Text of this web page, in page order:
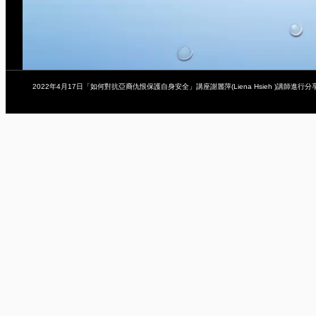
2022年4月17日「如何對抗亞裔仇恨保護自身安全」講座謝麗萍(Liena Hsieh )講師進行分